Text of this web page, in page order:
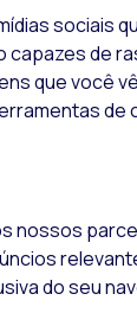
sociais
de
que você
de
nossos
do seu